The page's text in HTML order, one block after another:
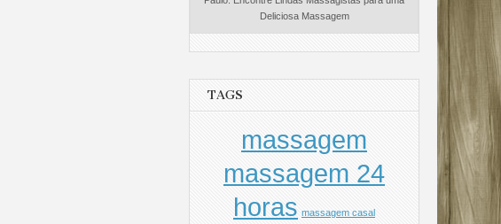
Deliciosa Massagem
TAGS
massagem
massagem 24
horas massagem casal